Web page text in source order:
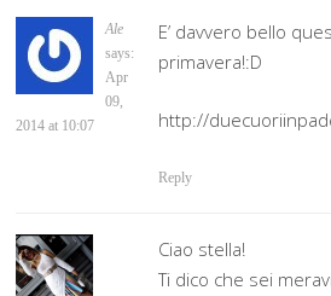
Ale
says:
Apr
09,
2014 at 10:07
E’ davvero bello
primavera!:D
http://
Reply
Ciao stella!
Ti dico che sei